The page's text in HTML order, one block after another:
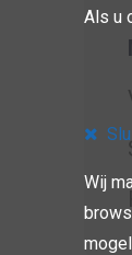
Als u
Wij